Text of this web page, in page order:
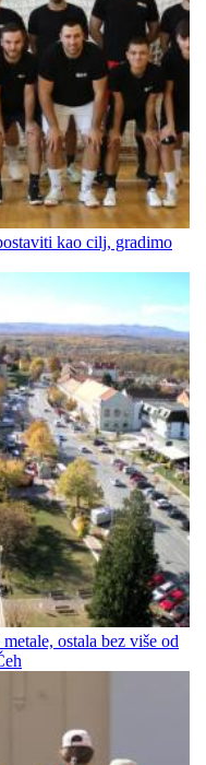
kao cilj, gradimo
ostala bez više od